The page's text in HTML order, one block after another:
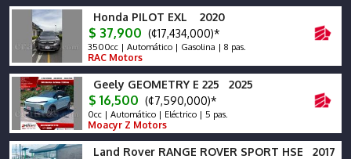
Honda PILOT EXL 2020
$ 37,900 (¢17,434,000)*
3500cc | Automático | Gasolina | 8 pas.
RAC Motors
Geely GEOMETRY E 225 2025
$ 16,500 (¢7,590,000)*
0cc | Automático | Eléctrico | 5 pas.
Moacyr Z Motors
Land Rover RANGE ROVER SPORT HSE 2017